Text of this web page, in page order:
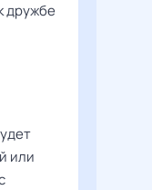
дружбе
или